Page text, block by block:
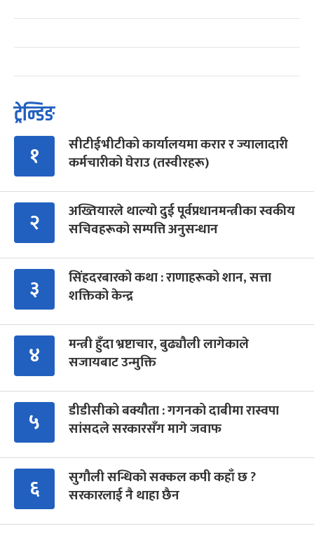
ट्रेन्डिङ
१
सीटीईभीटीको कार्यालयमा करार र ज्यालादारी
कर्मचारीको घेराउ (तस्वीरहरू)
२
अख्तियारले थाल्यो दुई पूर्वप्रधानमन्त्रीका स्वकीय
सचिवहरूको सम्पत्ति अनुसन्धान
३
सिंहदरबारको कथा : राणाहरूको शान, सत्ता
शक्तिको केन्द्र
४
मन्त्री हुँदा भ्रष्टाचार, बुढ्यौली लागेकाले
सजायबाट उन्मुक्ति
५
डीडीसीको बक्यौता : गगनको दाबीमा रास्वपा
सांसदले सरकारसँग मागे जवाफ
६
सुगौली सन्धिको सक्कल कपी कहाँ छ ?
सरकारलाई नै थाहा छैन